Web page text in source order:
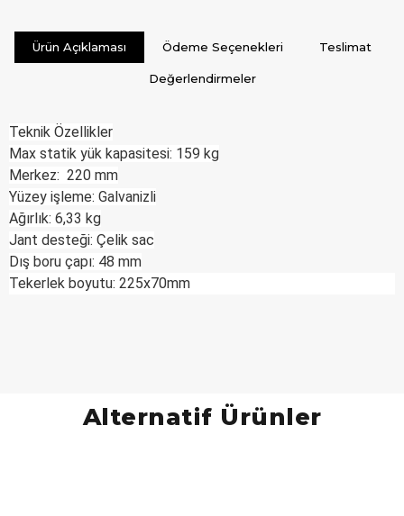
Ürün Açıklaması Ödeme Seçenekleri Teslimat
Değerlendirmeler
Teknik Özellikler
Max statik yük kapasitesi: 159 kg
Merkez: 220 mm
Yüzey işleme: Galvanizli
Ağırlık: 6,33 kg
Jant desteği: Çelik sac
Dış boru çapı: 48 mm
Tekerlek boyutu: 225x70mm
Alternatif Ürünler